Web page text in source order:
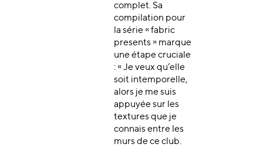
complet. Sa
compilation pour
la série « fabric
presents » marque
une étape cruciale
: « Je veux qu’elle
soit intemporelle,
alors je me suis
appuyée sur les
textures que je
connais entre les
murs de ce club.